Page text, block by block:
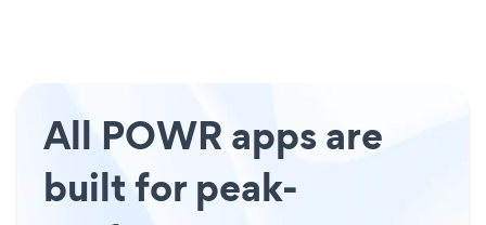
All POWR apps are
built for peak-